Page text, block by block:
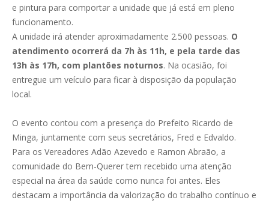
e pintura para comportar a unidade que já está em pleno
funcionamento.
A unidade irá atender aproximadamente 2.500 pessoas. O
atendimento ocorrerá da 7h às 11h, e pela tarde das
13h às 17h, com plantões noturnos. Na ocasião, foi
entregue um veículo para ficar à disposição da população
local.
O evento contou com a presença do Prefeito Ricardo de
Minga, juntamente com seus secretários, Fred e Edvaldo.
Para os Vereadores Adão Azevedo e Ramon Abraão, a
comunidade do Bem-Querer tem recebido uma atenção
especial na área da saúde como nunca foi antes. Eles
destacam a importância da valorização do trabalho contínuo e